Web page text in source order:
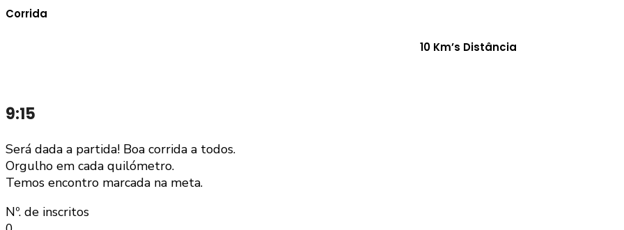
Corrida
10 Km’s Distância
9:15
Será dada a partida! Boa corrida a todos.
Orgulho em cada quilómetro.
Temos encontro marcada na meta.
Nº. de inscritos